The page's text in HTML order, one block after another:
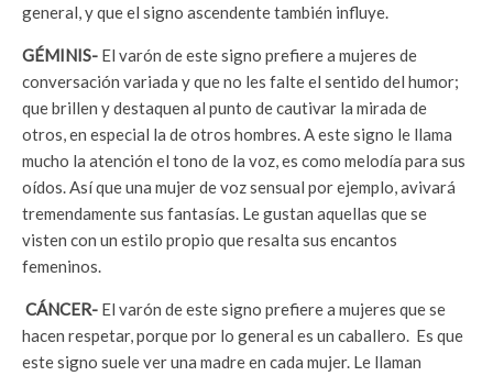
general, y que el signo ascendente también influye.
GÉMINIS- El varón de este signo prefiere a mujeres de
conversación variada y que no les falte el sentido del humor;
que brillen y destaquen al punto de cautivar la mirada de
otros, en especial la de otros hombres. A este signo le llama
mucho la atención el tono de la voz, es como melodía para sus
oídos. Así que una mujer de voz sensual por ejemplo, avivará
tremendamente sus fantasías. Le gustan aquellas que se
visten con un estilo propio que resalta sus encantos
femeninos.
CÁNCER- El varón de este signo prefiere a mujeres que se
hacen respetar, porque por lo general es un caballero. Es que
este signo suele ver una madre en cada mujer. Le llaman